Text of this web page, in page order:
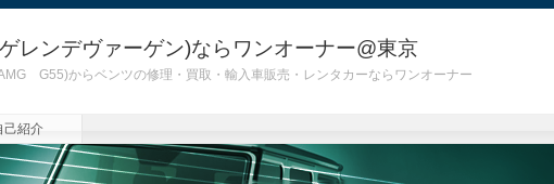
レンデヴァーゲン)ならワンオーナー@東京
G55)からベンツの修理・買取・輸入車販売・レンタカーならワンオーナー
己紹介